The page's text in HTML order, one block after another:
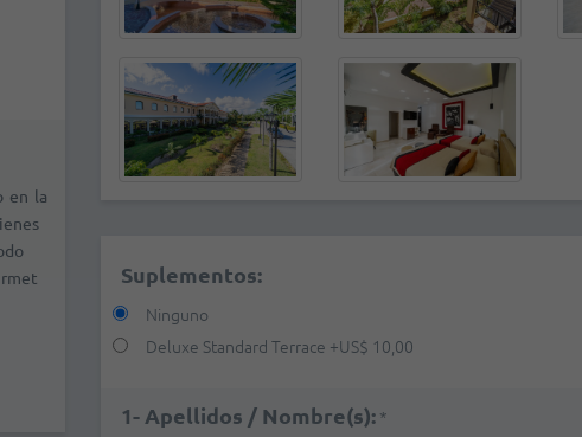
en la
Suplementos:
Ninguno
Deluxe Standard Terrace +US$ 10,00
1- Apellidos / Nombre(s): *